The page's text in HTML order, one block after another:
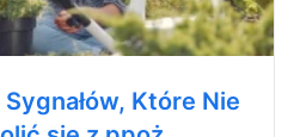
Które Nie